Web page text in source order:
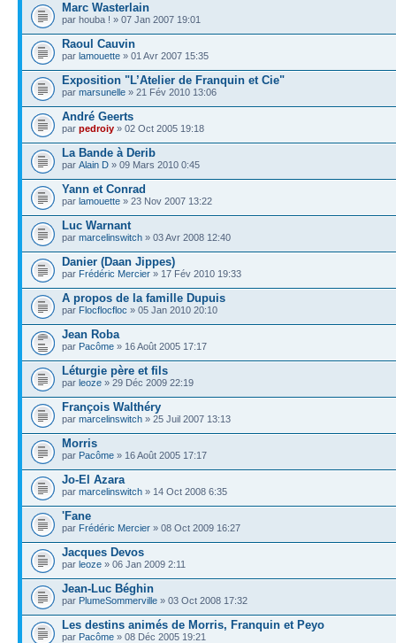
Marc Wasterlain
par houba ! » 07 Jan 2007 19:01
Raoul Cauvin
par lamouette » 01 Avr 2007 15:35
Exposition "L’Atelier de Franquin et Cie"
par marsunelle » 21 Fév 2010 13:06
André Geerts
par pedroiy » 02 Oct 2005 19:18
La Bande à Derib
par Alain D » 09 Mars 2010 0:45
Yann et Conrad
par lamouette » 23 Nov 2007 13:22
Luc Warnant
par marcelinswitch » 03 Avr 2008 12:40
Danier (Daan Jippes)
par Frédéric Mercier » 17 Fév 2010 19:33
A propos de la famille Dupuis
par Flocflocfloc » 05 Jan 2010 20:10
Jean Roba
par Pacôme » 16 Août 2005 17:17
Léturgie père et fils
par leoze » 29 Déc 2009 22:19
François Walthéry
par marcelinswitch » 25 Juil 2007 13:13
Morris
par Pacôme » 16 Août 2005 17:17
Jo-El Azara
par marcelinswitch » 14 Oct 2008 6:35
'Fane
par Frédéric Mercier » 08 Oct 2009 16:27
Jacques Devos
par leoze » 06 Jan 2009 2:11
Jean-Luc Béghin
par PlumeSommerville » 03 Oct 2008 17:32
Les destins animés de Morris, Franquin et Peyo
par Pacôme » 08 Déc 2005 19:21